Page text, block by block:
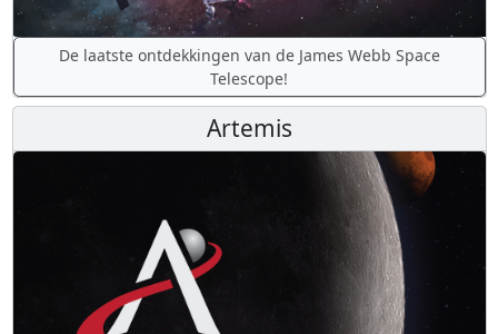
De laatste ontdekkingen van de James Webb Space
Telescope!
Artemis